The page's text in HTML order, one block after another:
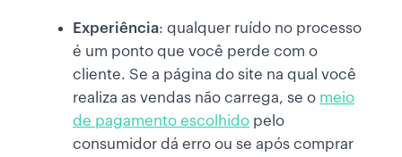
Experiência: qualquer ruído no processo
é um ponto que você perde com o
cliente. Se a página do site na qual você
realiza as vendas não carrega, se o meio
de pagamento escolhido pelo
consumidor dá erro ou se após comprar